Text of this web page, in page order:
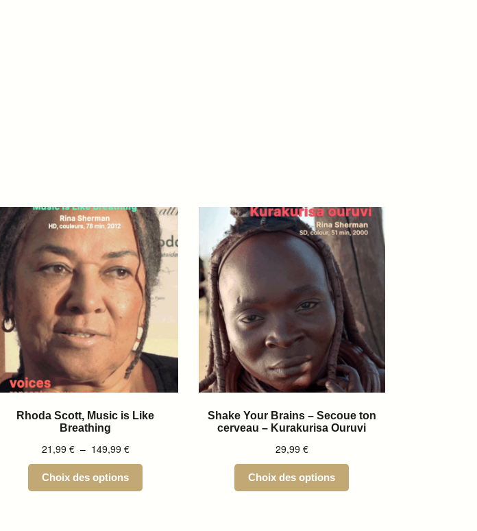
Rhoda Scott, Music is Like
Breathing
21,99 € – 149,99 €
Choix des options
Shake Your Brains – Secoue ton
cerveau – Kurakurisa Ouruvi
29,99 €
Choix des options